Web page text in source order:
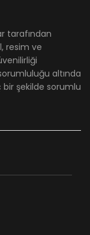
tarafından
resim ve
altında
şekilde sorumlu